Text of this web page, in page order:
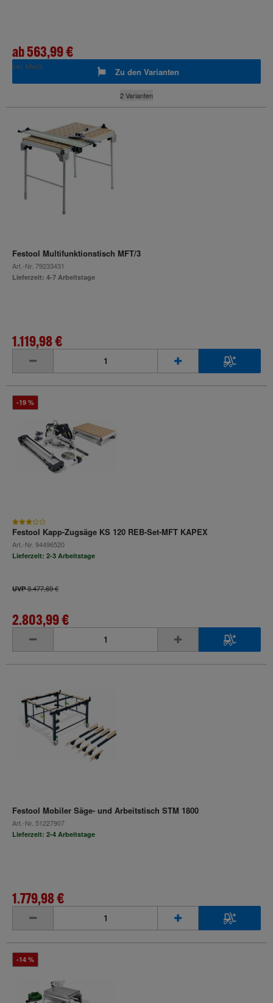
ab563,99 €
inkl. MwSt. Zu den Varianten
2 Varianten
Festool Multifunktionstisch MFT/3
Art.-Nr. 79233431
Lieferzeit: 4-7 Arbeitstage
1.119,98 €
-19 %
Festool Kapp-Zugsäge KS 120 REB-Set-MFT KAPEX
Art.-Nr. 94496520
Lieferzeit: 2-3 Arbeitstage
UVP3.477,69 €
2.803,99 €
Festool Mobiler Säge- und Arbeitstisch STM 1800
Art.-Nr. 51227907
Lieferzeit: 2-4 Arbeitstage
1.779,98 €
-14 %